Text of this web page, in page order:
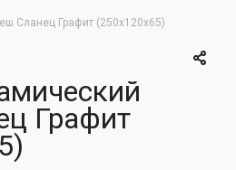
Сланец Графит (250х120х65)
Графит